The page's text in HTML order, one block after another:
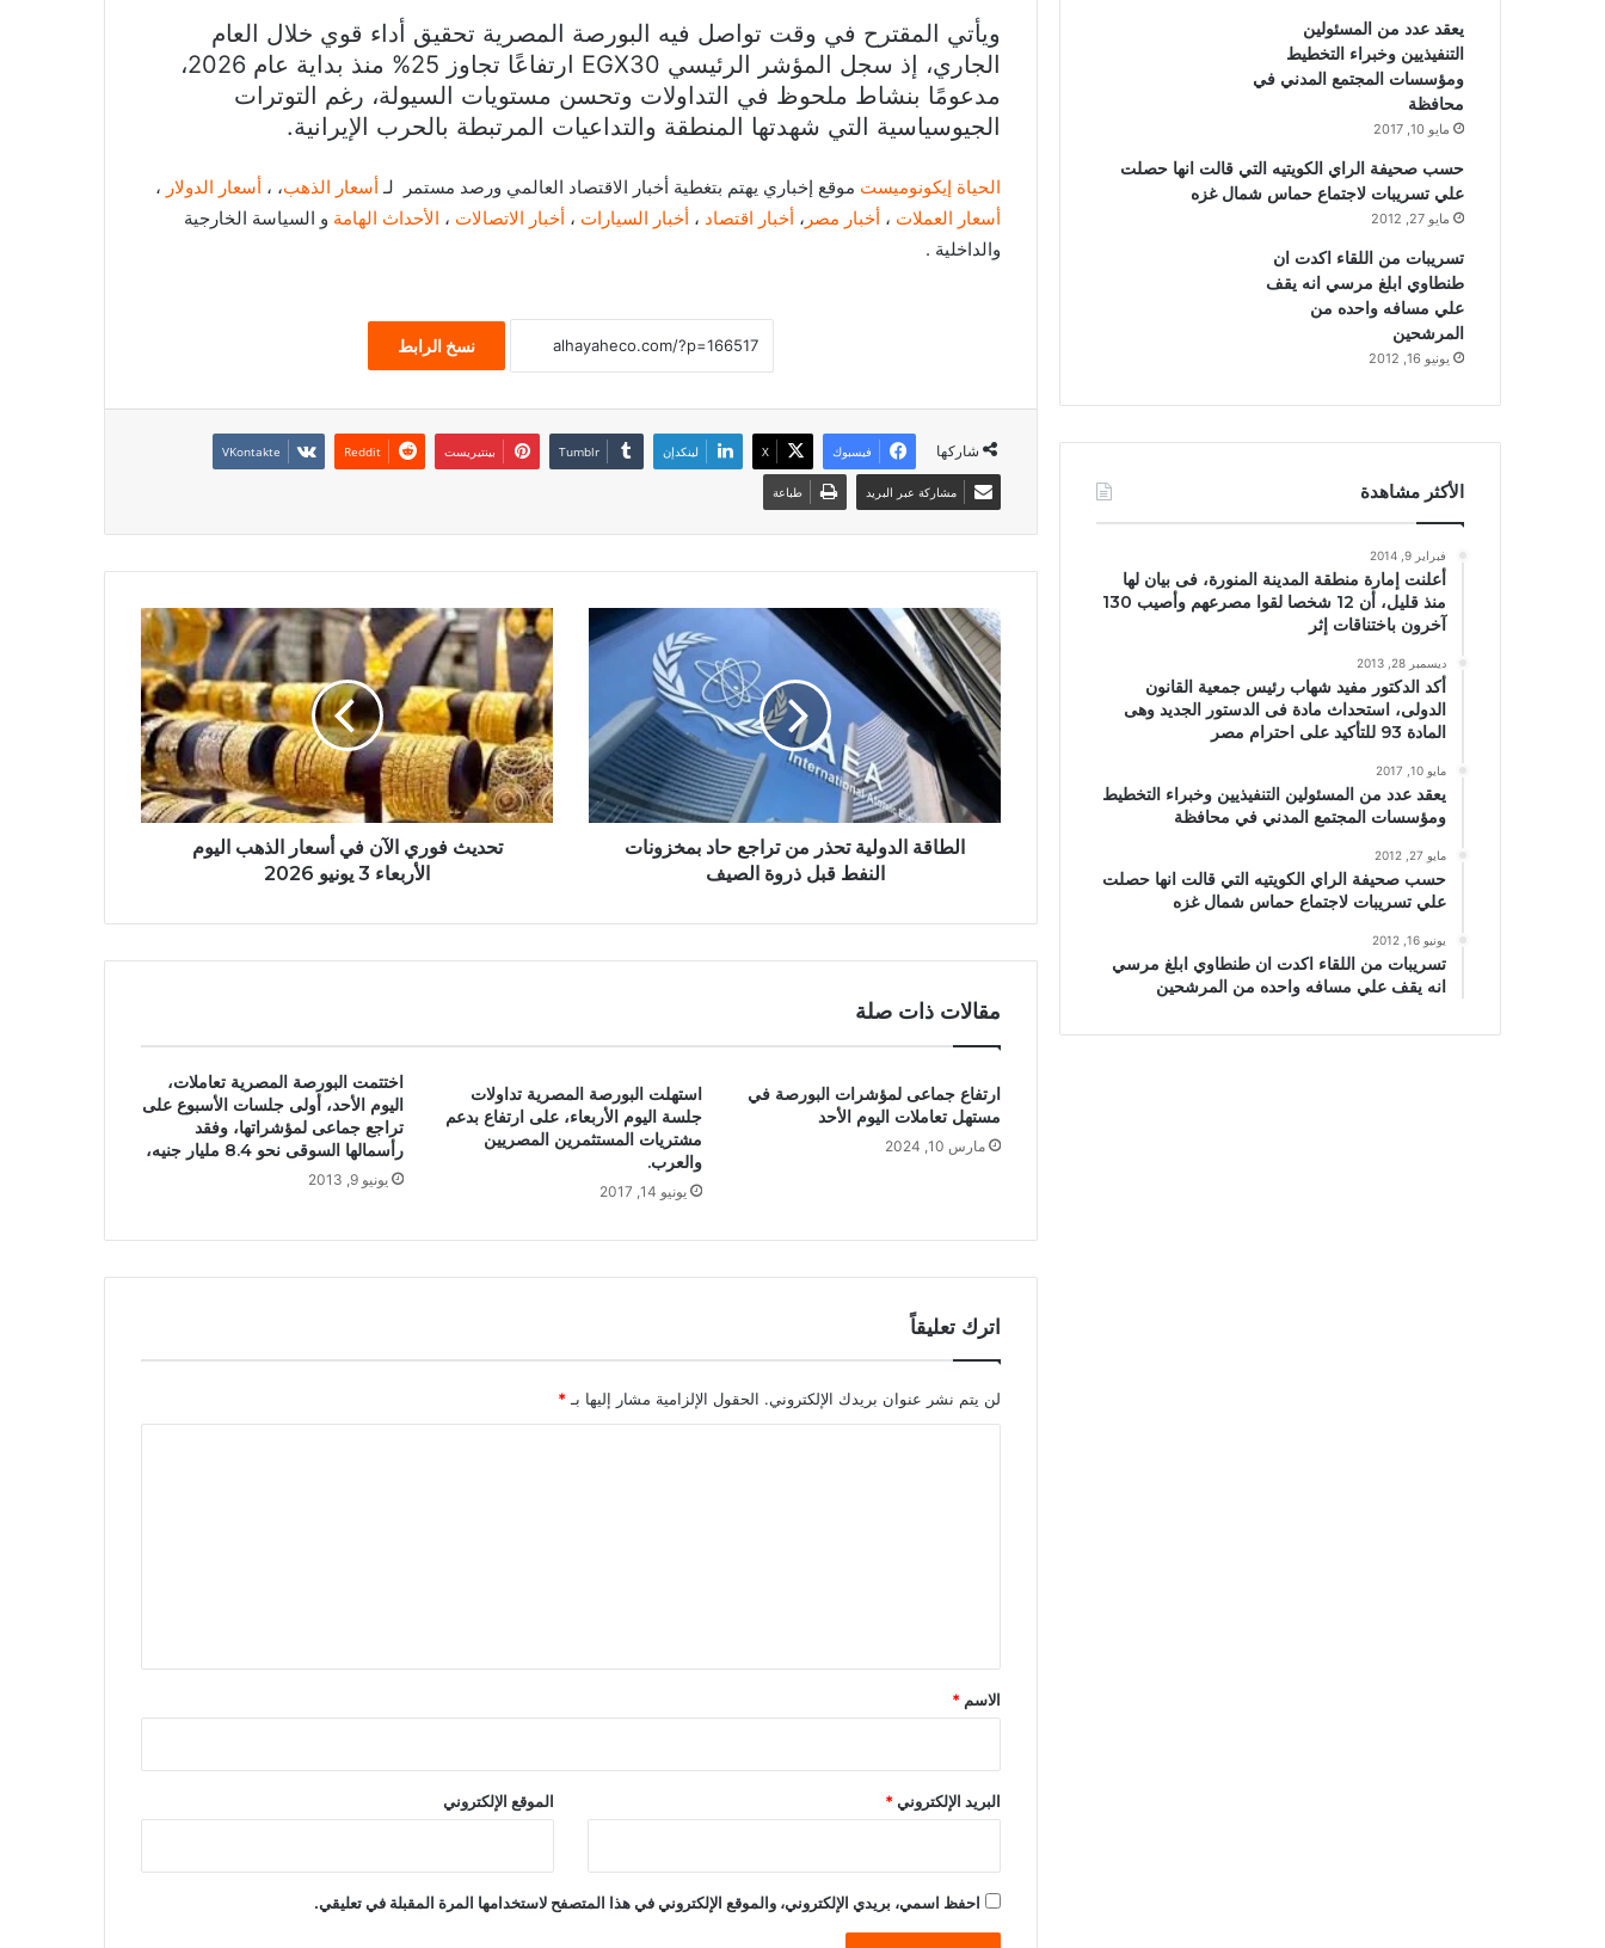
ويأتي المقترح في وقت تواصل فيه البورصة المصرية تحقيق أداء قوي خلال العام
الجاري، إذ سجل المؤشر الرئيسي EGX30 ارتفاعًا تجاوز 25% منذ بداية عام 2026،
مدعومًا بنشاط ملحوظ في التداولات وتحسن مستويات السيولة، رغم التوترات
الجيوسياسية التي شهدتها المنطقة والتداعيات المرتبطة بالحرب الإيرانية.
الحياة إيكونوميست موقع إخباري يهتم بتغطية أخبار الاقتصاد العالمي ورصد مستمر لـأسعار الذهب، ، أسعار الدولار ،
أسعار العملات ، أخبار مصر ، أخبار اقتصاد ، أخبار السيارات ، أخبار الاتصالات ، الأحداث الهامة و السياسة الخارجية
والداخلية .
نسخ الرابط
شاركها فيسبوك X لينكدإن بينتيريست
مشاركة عبر البريد طباعة
الطاقة الدولية تحذر من تراجع حاد بمخزونات
النفط قبل ذروة الصيف
تحديث فوري الآن في أسعار الذهب اليوم
الأربعاء 3 يونيو 2026
مقالات ذات صلة
ارتفاع جماعى لمؤشرات البورصة في
مستهل تعاملات اليوم الأحد
مارس 10, 2024
استهلت البورصة المصرية تداولات
جلسة اليوم الأربعاء، على ارتفاع بدعم
مشتريات المستثمرين المصريين
والعرب.
يونيو 14, 2017
اختتمت البورصة المصرية تعاملات،
اليوم الأحد، أولى جلسات الأسبوع على
تراجع جماعى لمؤشراتها، وفقد
رأسمالها السوقى نحو 8.4 مليار جنيه،
يونيو 9, 2013
اترك تعليقاً
لن يتم نشر عنوان بريدك الإلكتروني. الحقول الإلزامية مشار إليها بـ *
*
الاسم *
البريد الإلكتروني* الموقع الإلكتروني
احفظ اسمي، بريدي الإلكتروني، والموقع الإلكتروني في هذا المتصفح لاستخدامها المرة المقبلة في تعليقي.
يعقد عدد من المسئولين
التنفيذيين وخبراء التخطيط
ومؤسسات المجتمع المدني في
محافظة
مايو 10, 2017
حسب صحيفة الراي الكويتيه التي قالت انها حصلت
علي تسريبات لاجتماع حماس شمال غزه
مايو 27, 2012
تسريبات من اللقاء اكدت ان
طنطاوي ابلغ مرسي انه يقف
علي مسافه واحده من
المرشحين
يونيو 16, 2012
الأكثر مشاهدة
فبراير 9, 2014
أعلنت إمارة منطقة المدينة المنورة، فى بيان لها
منذ قليل، أن 12 شخصا لقوا مصرعهم وأصيب 130
آخرون باختناقات إثر
ديسمبر 28, 2013
أكد الدكتور مفيد شهاب رئيس جمعية القانون
الدولى، استحداث مادة فى الدستور الجديد وهى
المادة 93 للتأكيد على احترام مصر
مايو 10, 2017
يعقد عدد من المسئولين التنفيذيين وخبراء التخطيط
ومؤسسات المجتمع المدني في محافظة
مايو 27, 2012
حسب صحيفة الراي الكويتيه التي قالت انها حصلت
علي تسريبات لاجتماع حماس شمال غزه
يونيو 16, 2012
تسريبات من اللقاء اكدت ان طنطاوي ابلغ مرسي
انه يقف علي مسافه واحده من المرشحين